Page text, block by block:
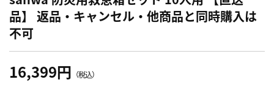
品】 返品・キャンセル・他商品と同時購入は
不可
16,399円 （税込）